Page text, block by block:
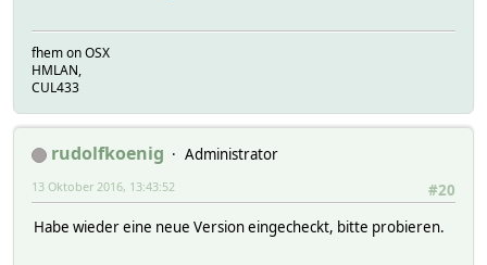
fhem on OSX
HMLAN,
CUL433
rudolfkoenig
Administrator
#20
13 Oktober 2016, 13:43:52
Habe wieder eine neue Version eingecheckt, bitte probieren.